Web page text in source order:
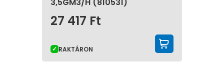
27 417 Ft
RAKTÁRON